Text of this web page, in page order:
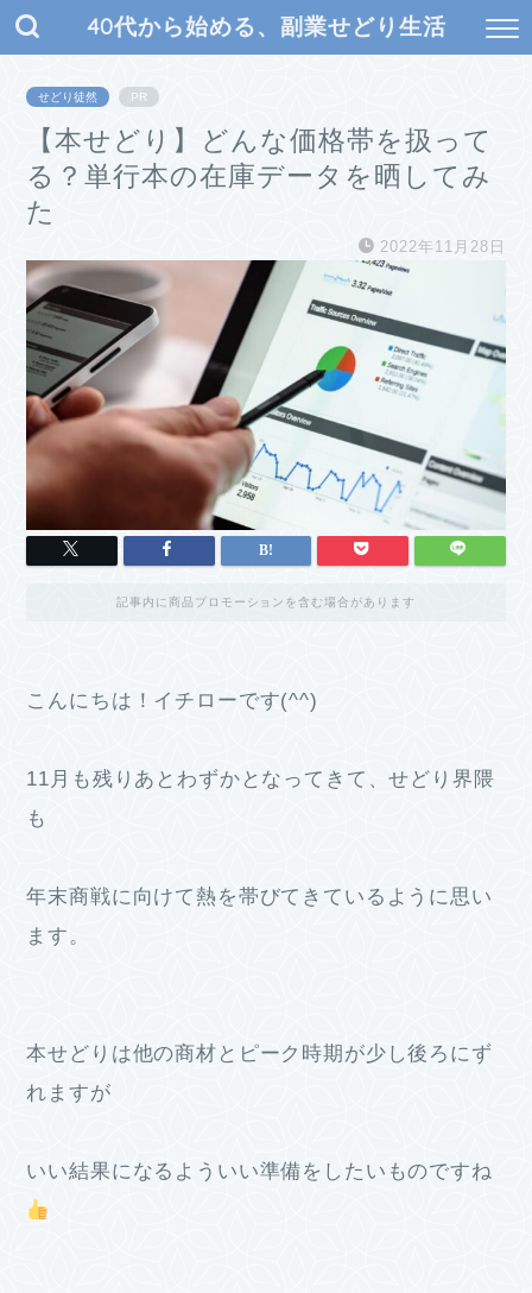
40代から始める、副業せどり生活
せどり徒然 PR
【本せどり】どんな価格帯を扱って
る？単行本の在庫データを晒してみ
た
2022年11月28日
記事内に商品プロモーションを含む場合があります
こんにちは！イチローです(^^)
11月も残りあとわずかとなってきて、せどり界隈
も
年末商戦に向けて熱を帯びてきているように思い
ます。
本せどりは他の商材とピーク時期が少し後ろにず
れますが
いい結果になるよういい準備をしたいものですね